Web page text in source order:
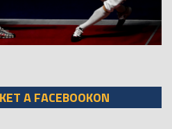
A FACEBOOKON